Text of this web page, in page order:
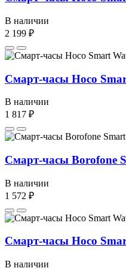
В наличии
2 199 ₽
Смарт-часы Hoco
В наличии
1 817 ₽
Смарт-часы Borofone
В наличии
1 572 ₽
Смарт-часы Hoco
В наличии